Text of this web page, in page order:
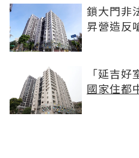
鎖大門非
昇營造反
「延吉
國家住都